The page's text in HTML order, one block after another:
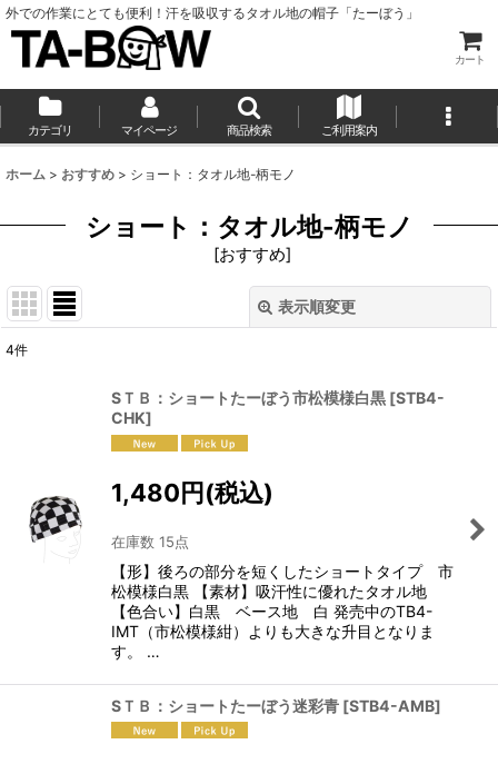
外での作業にとても便利！汗を吸収するタオル地の帽子「たーぼう」
カート
カテゴリ マイページ 商品検索 ご利用案内
ホーム > おすすめ > ショート：タオル地-柄モノ
ショート：タオル地-柄モノ
[おすすめ]
表示順変更
絞り込む
4件
SＴＢ：ショートたーぼう市松模様白黒 [STB4-
CHK]
1,480円(税込)
在庫数 15点
【形】後ろの部分を短くしたショートタイプ 市
松模様白黒 【素材】吸汗性に優れたタオル地
【色合い】白黒 ベース地 白 発売中のTB4-
IMT（市松模様紺）よりも大きな升目となりま
す。 …
SＴＢ：ショートたーぼう迷彩青 [STB4-AMB]